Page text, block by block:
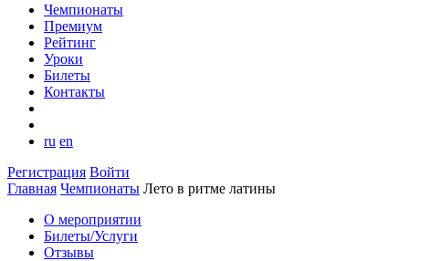
Чемпионаты
Премиум
Рейтинг
Уроки
Билеты
Контакты
ru en
Регистрация Войти
Главная Чемпионаты Лето в ритме латины
О мероприятии
Билеты/Услуги
Отзывы